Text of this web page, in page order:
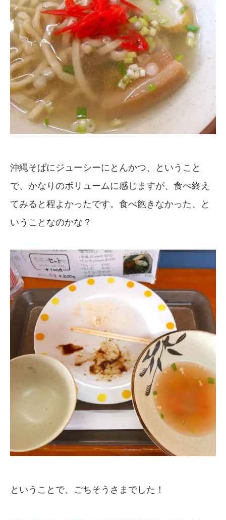
沖縄そばにジューシーにとんかつ、ということ
で、かなりのボリュームに感じますが、食べ終え
てみると程よかったです。食べ飽きなかった、と
いうことなのかな？
ということで、ごちそうさまでした！